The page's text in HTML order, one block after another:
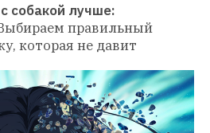
собакой лучше:
правильный
которая не давит